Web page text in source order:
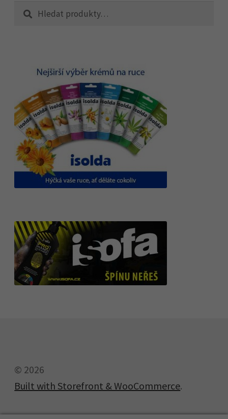
Hledat:
Hledat
© 2026
Built with Storefront & WooCommerce.